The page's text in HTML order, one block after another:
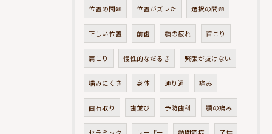
位置の問題 位置がズレた 選択の問題
正しい位置 前歯 顎の疲れ 首こり
肩こり 慢性的なだるさ 緊張が抜けない
噛みにくさ 身体 通り道 痛み
歯石取り 歯並び 予防歯科 顎の痛み